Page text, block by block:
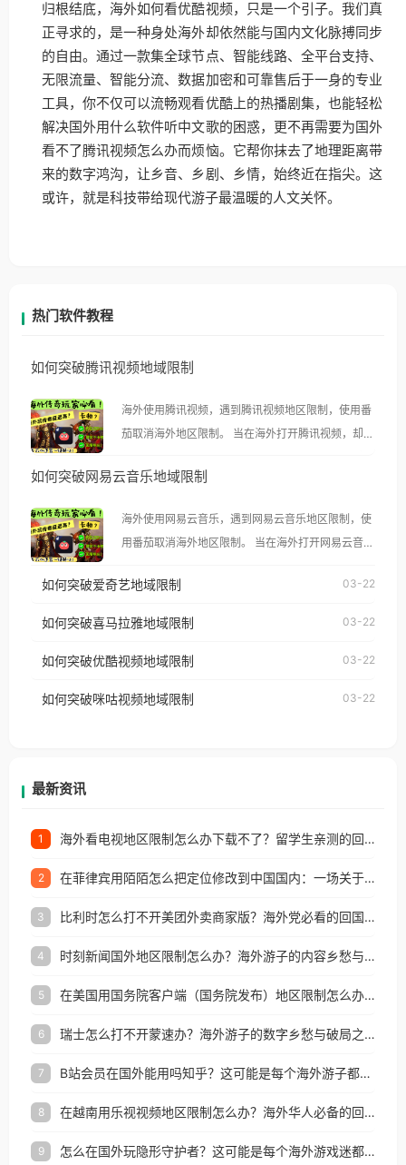
归根结底，海外如何看优酷视频，只是一个引子。我们真
正寻求的，是一种身处海外却依然能与国内文化脉搏同步
的自由。通过一款集全球节点、智能线路、全平台支持、
无限流量、智能分流、数据加密和可靠售后于一身的专业
工具，你不仅可以流畅观看优酷上的热播剧集，也能轻松
解决国外用什么软件听中文歌的困惑，更不再需要为国外
看不了腾讯视频怎么办而烦恼。它帮你抹去了地理距离带
来的数字鸿沟，让乡音、乡剧、乡情，始终近在指尖。这
或许，就是科技带给现代游子最温暖的人文关怀。
热门软件教程
如何突破腾讯视频地域限制
海外使用腾讯视频，遇到腾讯视频地区限制，使用番
茄取消海外地区限制。 当在海外打开腾讯视频，却突
示语。 海外用户如香港、澳门、台湾、美国、加拿
像其他音乐平台一样，出现地区及版权限制问题，且
仅能在中国大陆地区播放。 遇到这个问题的朋友们，
台湾、美国、加拿大、澳大利亚、欧洲等国家和地区
权限制所困扰。
如何突破网易云音乐地域限制
海外使用网易云音乐，遇到网易云音乐地区限制，使
用番茄取消海外地区限制。 当在海外打开网易云音
播放”的提示语。 海外用户如香港、澳门、台湾、美
制问题，且仅能在中国大陆地区播放。 遇到这个问题
户收听网易云音乐地区版权限制」的问题，无论人在
如何突破爱奇艺地域限制 03-22
如何突破喜马拉雅地域限制 03-22
如何突破优酷视频地域限制 03-22
如何突破咪咕视频地域限制 03-22
最新资讯
1 海外看电视地区限制怎么办下载不了？留学生亲测的回国加速方案（附2026世界杯观赛技巧）
2 在菲律宾用陌陌怎么把定位修改到中国国内：一场关于归属感与连接的探索
3 比利时怎么打不开美团外卖商家版？海外党必看的回国加速全攻略
4 时刻新闻国外地区限制怎么办？海外游子的内容乡愁与破局之路
5 在美国用国务院客户端（国务院发布）地区限制怎么办？3步解决海外看国内内容难题
6 瑞士怎么打不开蒙速办？海外游子的数字乡愁与破局之路
7 B站会员在国外能用吗知乎？这可能是每个海外游子都问过的问题
8 在越南用乐视视频地区限制怎么办？海外华人必备的回国加速攻略
9 怎么在国外玩隐形守护者？这可能是每个海外游戏迷都问过的问题